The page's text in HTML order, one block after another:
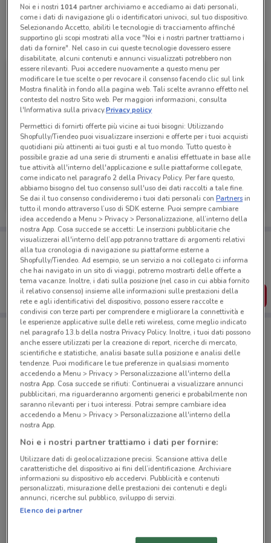
Tutte le promozioni di questo negozio
Carrefour Express
Scade martedì 1.1 km
Porta DoveConviene sempre con te!
Puoi trovare le migliori offerte dei negozi vicino a te,
salvarle e creare la tua lista del risparmio, comodamente
dal tuo cellulare.
SCARICA L’APP
Negozi Carrefour Express a Ospitaletto
Via Orti Farnesina, 83 Roma
1.1 km
APERTO
Via Monte Pertica, 27 Roma
1.5 km
APERTO
Noi e i nostri 1014partner archiviamo e accediamo ai dati personali,
come i dati di navigazione gli o identificatori univoci, sul tuo dispositivo.
Selezionando Accetto, abiliti le tecnologie di tracciamento affinché
supportino gli scopi mostrati alla voce "Noi e i nostri partner trattiamo i
dati da fornire". Nel caso in cui queste tecnologie dovessero essere
disabilitate, alcuni contenuti e annunci visualizzati potrebbero non
essere rilevanti. Puoi accedere nuovamente a questo menu per
modificare le tue scelte o per revocare il consenso facendo clic sul link
Mostra finalità in fondo alla pagina web. Tali scelte avranno effetto nel
contesto del nostro Sito web. Per maggiori informazioni, consulta
l'Informativa sulla privacy.Privacy policy
Permettici di fornirti offerte più vicine ai tuoi bisogni: Utilizzando
Shopfully/Tiendeo puoi visualizzare inserzioni e offerte per i tuoi acquisti
quotidiani più attinenti ai tuoi gusti e al tuo mondo. Tutto questo è
possibile grazie ad una serie di strumenti e analisi effettuate in base alle
tue attività all'interno dell'applicazione e sulle piattaforme collegate,
come indicato nel paragrafo 2 della Privacy Policy. Per fare questo,
abbiamo bisogno del tuo consenso sull'uso dei dati raccolti a tale fine.
Se dai il tuo consenso condivideremo i tuoi dati personali conPartnersin
tutto il mondo attraverso l’uso di SDK esterne. Puoi sempre cambiare
idea accedendo a Menu > Privacy > Personalizzazione, all’interno della
nostra App. Cosa succede se accetti: Le inserzioni pubblicitarie che
visualizzerai all'interno dell’app potranno trattare di argomenti relativi
alla tua cronologia di navigazione su piattaforme esterne a
Shopfully/Tiendeo. Ad esempio, se un servizio a noi collegato ci informa
che hai navigato in un sito di viaggi, potremo mostrarti delle offerte a
tema vacanze. Inoltre, i dati sulla posizione (nel caso in cui abbia fornito
il relativo consenso) insieme alle informazioni sulle prestazioni della
rete e agli identificativi del dispositivo, possono essere raccolte e
condivisi con terze parti per comprendere e migliorare la connettività e
le esperienze applicative sulle delle reti wireless, come meglio indicato
nel paragrafo 13.b della nostra Privacy Policy. Inoltre, i tuoi dati possono
anche essere utilizzati per la creazione di report, ricerche di mercato,
scientifiche e statistiche, analisi basate sulla posizione e analisi delle
tendenze. Puoi modificare le tue preferenze in qualsiasi momento
accedendo a Menu > Privacy > Personalizzazione all'interno della
nostra App. Cosa succede se rifiuti: Continuerai a visualizzare annunci
pubblicitari, ma riguarderanno argomenti generici e probabilmente non
saranno rilevanti per i tuoi interessi. Potrai sempre cambiare idea
accedendo a Menu > Privacy > Personalizzazione all'interno della
nostra App.
Noi e i nostri partner trattiamo i dati per fornire:
Utilizzare dati di geolocalizzazione precisi. Scansione attiva delle
caratteristiche del dispositivo ai fini dell’identificazione. Archiviare
informazioni su dispositivo e/o accedervi. Pubblicità e contenuti
personalizzati, misurazione delle prestazioni dei contenuti e degli
annunci, ricerche sul pubblico, sviluppo di servizi.
Elenco dei partner